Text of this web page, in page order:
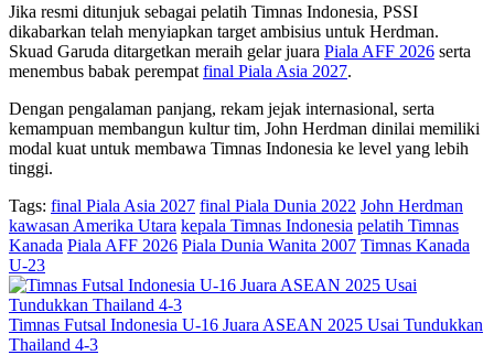
Jika resmi ditunjuk sebagai pelatih Timnas Indonesia, PSSI
dikabarkan telah menyiapkan target ambisius untuk Herdman.
Skuad Garuda ditargetkan meraih gelar juara Piala AFF 2026 serta
menembus babak perempat final Piala Asia 2027.
Dengan pengalaman panjang, rekam jejak internasional, serta
kemampuan membangun kultur tim, John Herdman dinilai memiliki
modal kuat untuk membawa Timnas Indonesia ke level yang lebih
tinggi.
Tags: final Piala Asia 2027 final Piala Dunia 2022 John Herdman
kawasan Amerika Utara kepala Timnas Indonesia pelatih Timnas
Kanada Piala AFF 2026 Piala Dunia Wanita 2007 Timnas Kanada
U-23
Timnas Futsal Indonesia U-16 Juara ASEAN 2025 Usai Tundukkan
Thailand 4-3